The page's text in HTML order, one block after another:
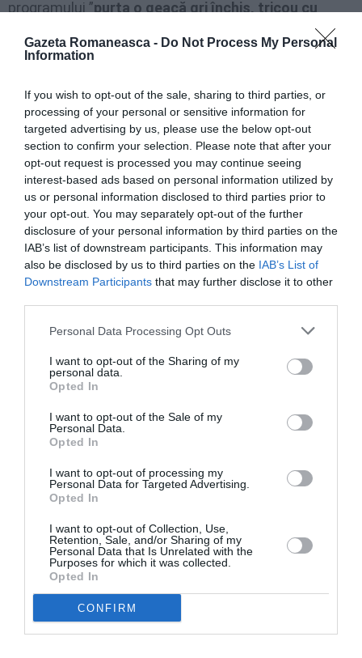
Gazeta Romaneasca - Do Not Process My Personal
Information
If you wish to opt-out of the sale, sharing to third parties, or
processing of your personal or sensitive information for
targeted advertising by us, please use the below opt-out
section to confirm your selection. Please note that after your
opt-out request is processed you may continue seeing
interest-based ads based on personal information utilized by
us or personal information disclosed to third parties prior to
your opt-out. You may separately opt-out of the further
disclosure of your personal information by third parties on the
IAB’s list of downstream participants. This information may
also be disclosed by us to third parties on the IAB’s List of
Downstream Participants that may further disclose it to other
Personal Data Processing Opt Outs
I want to opt-out of the Sharing of my
personal data.
Opted In
I want to opt-out of the Sale of my
Personal Data.
Opted In
I want to opt-out of processing my
Personal Data for Targeted Advertising.
Opted In
I want to opt-out of Collection, Use,
Retention, Sale, and/or Sharing of my
Personal Data that Is Unrelated with the
Purposes for which it was collected.
Opted In
CONFIRM
programului ”purta o geacă gri închis, tricou cu
mâneci scurte de culoare albă și verde pe a cărui
parte anterioară erau imprimați doi câini de talie
barbă și un trandafir tatuat pe piept”.
Familia lansează un apel comunității: oricine are vești
legate de Daniel, poate contacta carabinierii, soția
Monica (tel. 393- 2232285) sau fratele Nicolae
(389-3422852).
Investigatoriinu exclud posibilitatea unei plecări
voluntare. Motivul rămâne un mister. În special este
ciudat este că nu a vorbit cu nimeni. S-a înțeles
mereu bine cu soția. Cei care îi cunosc asigură că se
iubesc mult. O familie foarte unită distrusă de
misterioasa dispariție.
Articolul anterior
Următorul articol
Româncă moartă într-un accident de
AȚI PUTEA DORI DE
ASEMENEA